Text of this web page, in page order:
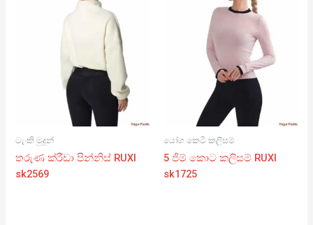
ටැංකි මුදුන්
තරුණ ක්රීඩා පින්නිස් RUXI
sk2569
යෝග කෙටි කලිසම්
5 ජිම් කොට කලිසම් RUXI
sk1725